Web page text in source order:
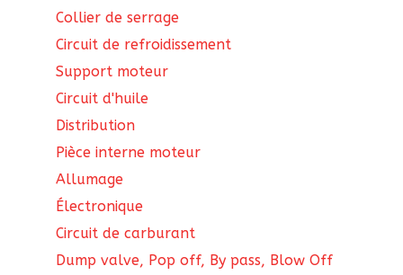
Collier de serrage
Circuit de refroidissement
Support moteur
Circuit d'huile
Distribution
Pièce interne moteur
Allumage
Électronique
Circuit de carburant
Dump valve, Pop off, By pass, Blow Off